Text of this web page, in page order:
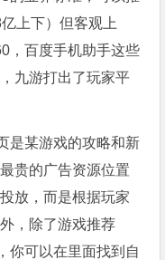
上下）但客观上
，百度手机助手这些
九游打出了玩家平
是某游戏的攻略和新
贵的广告资源位置
放，而是根据玩家
，除了游戏推荐
你可以在里面找到自